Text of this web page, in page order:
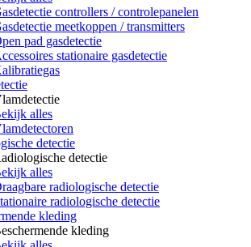
controllers / controlepanelen
meetkoppen / transmitters
pad gasdetectie
stationaire gasdetectie
alles
detectie
detectie
alles
radiologische detectie
radiologische detectie
kleding
kleding